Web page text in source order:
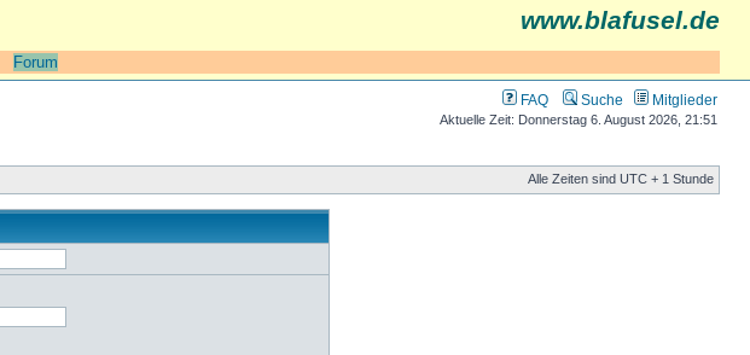
www.blafusel.de
Forum
FAQ Suche Mitglieder
Aktuelle Zeit: Donnerstag 6. August 2026, 21:51
Alle Zeiten sind UTC + 1 Stunde